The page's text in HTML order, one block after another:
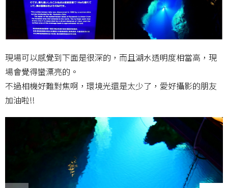
現場可以感覺到下面是很深的，而且湖水透明度相當高，現
場會覺得蠻漂亮的。
不過相機好難對焦啊，環境光還是太少了，愛好攝影的朋友
加油啦!!